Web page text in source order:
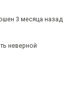
3 месяца назад
неверной